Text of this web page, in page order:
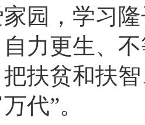
园，学习
力更生、
扶贫和扶
代”。